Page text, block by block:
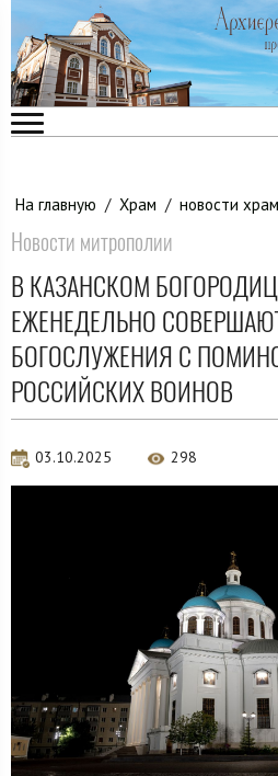
На главную / Храм / новости
Новости митрополии
В КАЗАНСКОМ
ЕЖЕНЕДЕЛЬНО
БОГОСЛУЖЕНИЯ С
РОССИЙСКИХ ВОИНОВ
03.10.2025 298